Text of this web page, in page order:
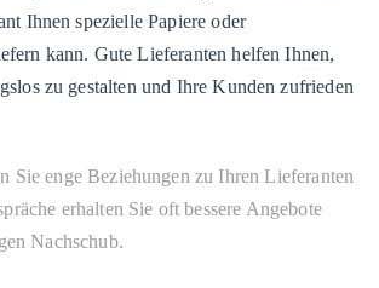
Ihnen spezielle Papiere oder
kann. Gute Lieferanten helfen Ihnen,
zu gestalten und Ihre Kunden zufrieden
Sie enge Beziehungen zu Ihren Lieferanten
erhalten Sie oft bessere Angebote
Nachschub.